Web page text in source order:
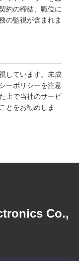
約の締結、職位に
の監視が含まれま
しています。未成
ーポリシーを注意
上で当社のサービ
とをお勧めしま
Co.,